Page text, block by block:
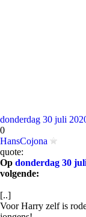
donderdag 30 juli
0
HansCojona
quote:
Op donderdag 30
volgende:
[..]
Voor Harry zelf is